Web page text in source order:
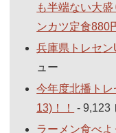
も半端ない大
ンカツ定食880
兵庫県トレセン
ュー
今年度北播ト
13)！！
- 9,123
ラーメン食べよ